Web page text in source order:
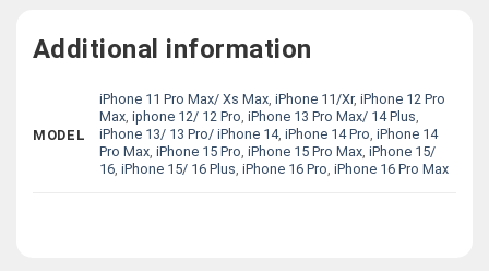
Additional information
MODEL
iPhone 11 Pro Max/ Xs Max ,iPhone 11/Xr,iPhone 12 Pro
Max ,iphone 12/ 12 Pro ,iPhone 13 Pro Max/ 14 Plus
iPhone 13/ 13 Pro/ iPhone 14,iPhone 14 Pro ,iPhone 14
Pro Max ,iPhone 15 Pro ,iPhone 15 Pro Max ,iPhone 15/
16 ,iPhone 15/ 16 Plus ,iPhone 16 Pro ,iPhone 16 Pro Max